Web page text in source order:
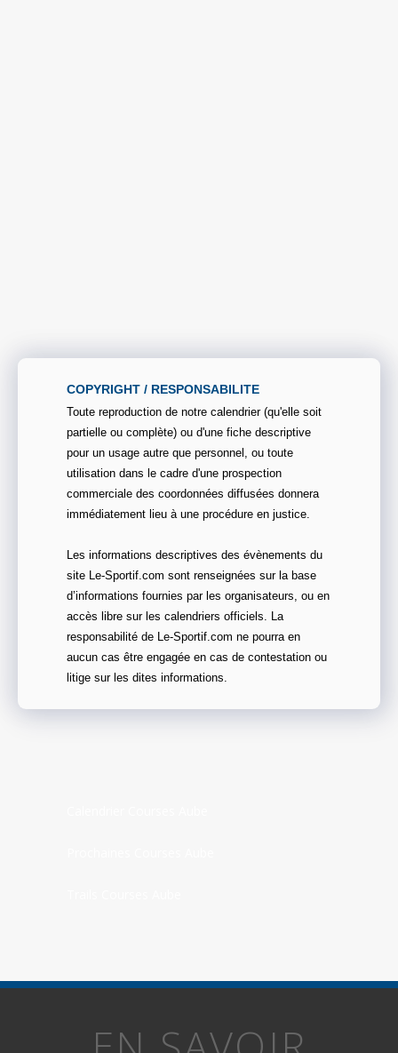
COPYRIGHT / RESPONSABILITE
Toute reproduction de notre calendrier (qu'elle soit
partielle ou complète) ou d'une fiche descriptive
pour un usage autre que personnel, ou toute
utilisation dans le cadre d'une prospection
commerciale des coordonnées diffusées donnera
immédiatement lieu à une procédure en justice.
Les informations descriptives des évènements du
site Le-Sportif.com sont renseignées sur la base
d’informations fournies par les organisateurs, ou en
accès libre sur les calendriers officiels. La
responsabilité de Le-Sportif.com ne pourra en
aucun cas être engagée en cas de contestation ou
litige sur les dites informations.